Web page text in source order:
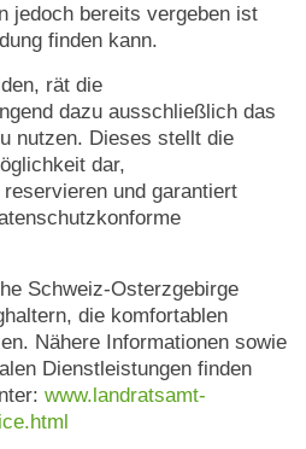
jedoch bereits vergeben ist
finden kann.
rät die
dazu ausschließlich das
nutzen. Dieses stellt die
dar,
und garantiert
Schweiz-Osterzgebirge
die komfortablen
Nähere Informationen sowie
Dienstleistungen finden
www.landratsamt-